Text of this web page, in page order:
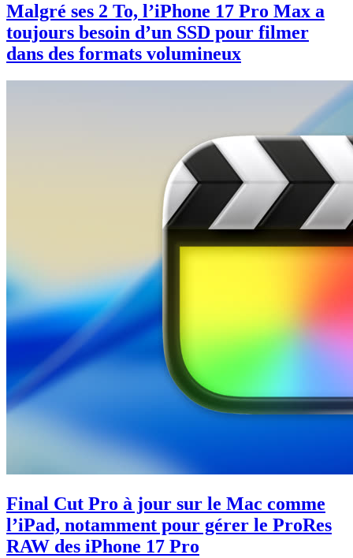
Malgré ses 2 To, l’iPhone 17 Pro Max a
toujours besoin d’un SSD pour filmer
dans des formats volumineux
Final Cut Pro à jour sur le Mac comme
l’iPad, notamment pour gérer le ProRes
RAW des iPhone 17 Pro